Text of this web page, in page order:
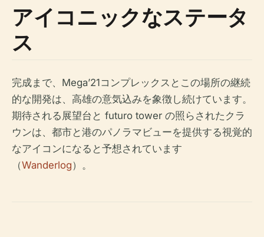
アイコニックなステータ
ス
完成まで、Mega’21コンプレックスとこの場所の継続
的な開発は、高雄の意気込みを象徴し続けています。
期待される展望台と futuro tower の照らされたクラ
ウンは、都市と港のパノラマビューを提供する視覚的
なアイコンになると予想されています
（Wanderlog）。